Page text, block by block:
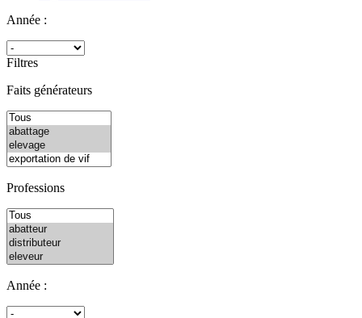
Année :
Filtres
Faits générateurs
Professions
Année :